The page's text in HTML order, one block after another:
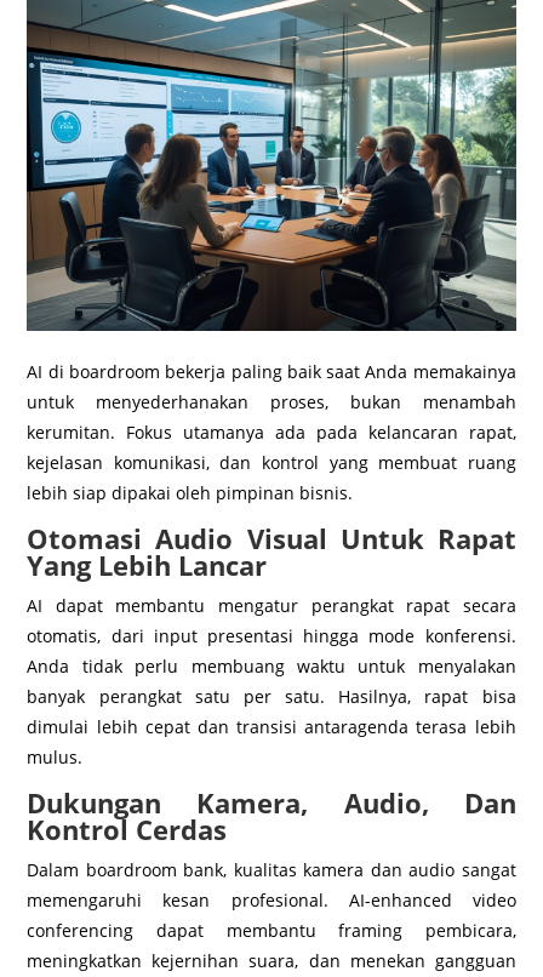
AI di boardroom bekerja paling baik saat Anda memakainya
untuk menyederhanakan proses, bukan menambah
kerumitan. Fokus utamanya ada pada kelancaran rapat,
kejelasan komunikasi, dan kontrol yang membuat ruang
lebih siap dipakai oleh pimpinan bisnis.
Otomasi Audio Visual Untuk Rapat
Yang Lebih Lancar
AI dapat membantu mengatur perangkat rapat secara
otomatis, dari input presentasi hingga mode konferensi.
Anda tidak perlu membuang waktu untuk menyalakan
banyak perangkat satu per satu. Hasilnya, rapat bisa
dimulai lebih cepat dan transisi antaragenda terasa lebih
mulus.
Dukungan Kamera, Audio, Dan
Kontrol Cerdas
Dalam boardroom bank, kualitas kamera dan audio sangat
memengaruhi kesan profesional. AI-enhanced video
conferencing dapat membantu framing pembicara,
meningkatkan kejernihan suara, dan menekan gangguan